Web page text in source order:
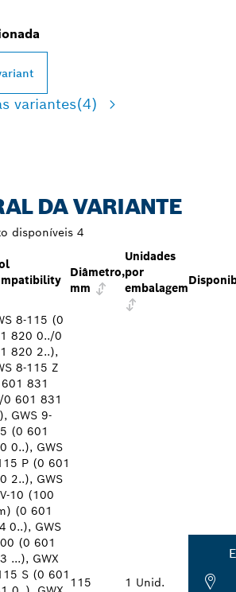
variantes(4)
DA VARIANTE
disponíveis 4
Diâmetro,
mm
Unidades
por
embalagem
8-115 (0
820 0../0
820 2..),
8-115 Z
831
0 601 831
GWS 9-
(0 601
0..), GWS
P (0 601
2..), GWS
10 (100
(0 601
0..), GWS
(0 601
...), GWX
S (0 601
115 1 Unid.